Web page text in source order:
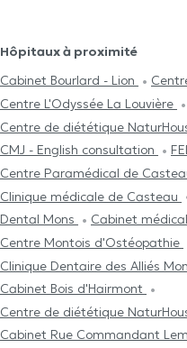
Hôpitaux à proximité
Cabinet Bourlard - Lion
Centre L'Odyssée La Louvière
Centre de diététique
CMJ - English consultation
Centre Paramédical de
Clinique médicale de Casteau
Dental Mons
Cabinet
Centre Μontois d'Ostéopathie
Clinique Dentaire des Alliés
Cabinet Bois d'Hairmont
Centre de diététique
Cabinet Rue Commandant